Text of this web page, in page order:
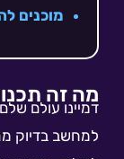
מוכנים
מה זה
דמיינו עולם
למחשב בדיוק